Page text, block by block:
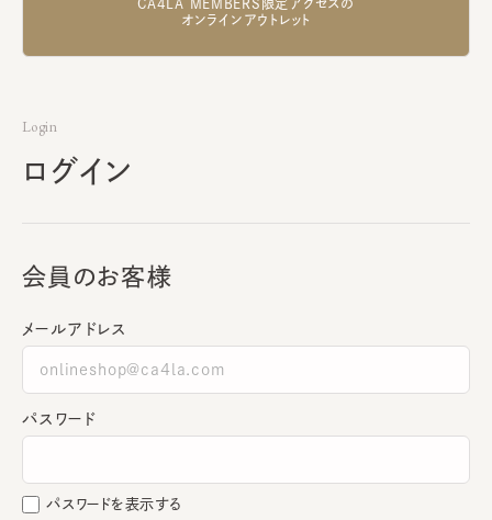
CA4LA MEMBERS限定アクセスの
オンラインアウトレット
Login
ログイン
会員のお客様
メールアドレス
パスワード
パスワードを表示する